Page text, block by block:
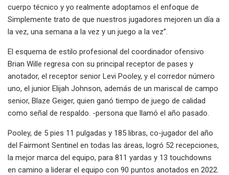
cuerpo técnico y yo realmente adoptamos el enfoque de
Simplemente trato de que nuestros jugadores mejoren un día a
la vez, una semana a la vez y un juego a la vez”.
El esquema de estilo profesional del coordinador ofensivo
Brian Wille regresa con su principal receptor de pases y
anotador, el receptor senior Levi Pooley, y el corredor número
uno, el junior Elijah Johnson, además de un mariscal de campo
senior, Blaze Geiger, quien ganó tiempo de juego de calidad
como señal de respaldo. -persona que llamó el año pasado.
Pooley, de 5 pies 11 pulgadas y 185 libras, co-jugador del año
del Fairmont Sentinel en todas las áreas, logró 52 recepciones,
la mejor marca del equipo, para 811 yardas y 13 touchdowns
en camino a liderar el equipo con 90 puntos anotados en 2022.